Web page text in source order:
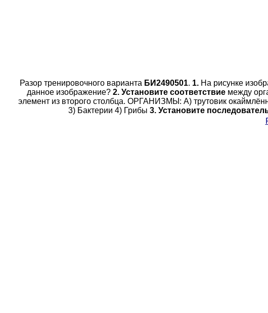
Разор тренировочного варианта БИ2490501. 1. На рисунке
данное изображение? 2. Установите соответствие между
элемент из второго столбца. ОРГАНИЗМЫ: A) трутовик
3) Бактерии 4) Грибы 3. Установите